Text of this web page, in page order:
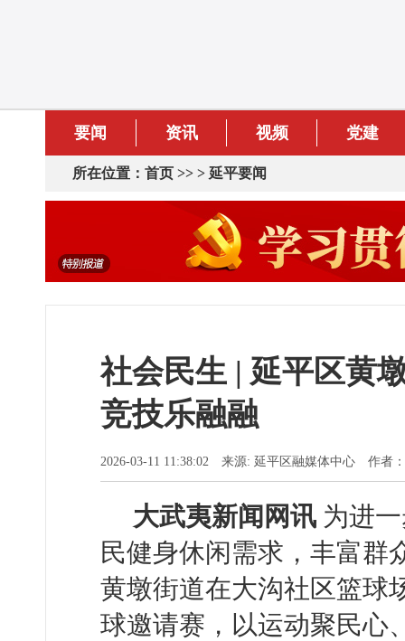
要闻 资讯 视频 党建
所在位置： 首页 >> > 延平要闻
社会民生 | 延平区黄
竞技乐融融
2026-03-11 11:38:02 来源: 延平区融媒体中心 作者
大武夷新闻网讯 为进
民健身休闲需求，丰富群
黄墩街道在大沟社区篮球
球邀请赛，以运动聚民心